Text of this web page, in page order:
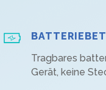
Tragbares
Gerät, keine